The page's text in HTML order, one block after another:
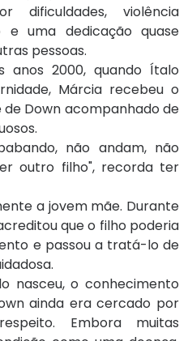
dificuldades, violência
e uma dedicação quase
pessoas.
anos 2000, quando Ítalo
Márcia recebeu o
Down acompanhado de
não andam, não
outro filho", recorda ter
a jovem mãe. Durante
que o filho poderia
e passou a tratá-lo de
nasceu, o conhecimento
ainda era cercado por
Embora muitas